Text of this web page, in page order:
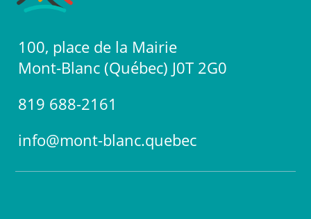
100, place de la Mairie
Mont-Blanc (Québec) J0T 2G0
819 688-2161
info@mont-blanc.quebec